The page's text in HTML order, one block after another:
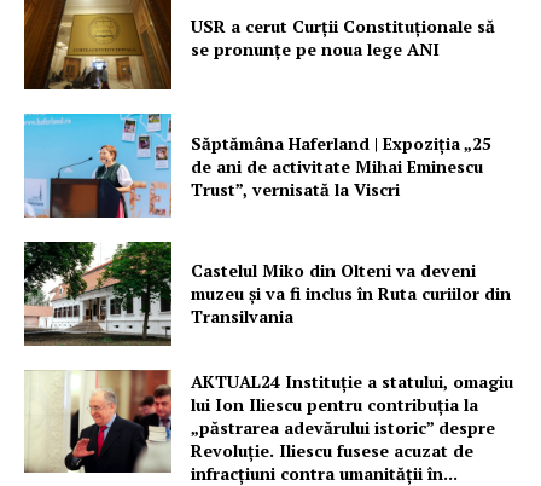
USR a cerut Curții Constituționale să
se pronunțe pe noua lege ANI
Săptămâna Haferland | Expoziţia „25
de ani de activitate Mihai Eminescu
Trust”, vernisată la Viscri
Castelul Miko din Olteni va deveni
muzeu şi va fi inclus în Ruta curiilor din
Transilvania
AKTUAL24 Instituție a statului, omagiu
lui Ion Iliescu pentru contribuția la
„păstrarea adevărului istoric” despre
Revoluție. Iliescu fusese acuzat de
infracțiuni contra umanității în...